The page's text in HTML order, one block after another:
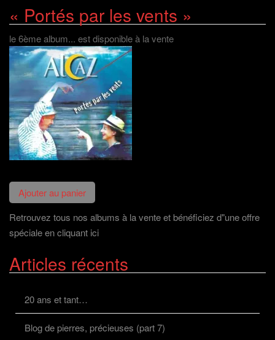
« Portés par les vents »
le 6ème album... est disponible à la vente
Retrouvez tous nos albums à la vente et bénéficiez d"une offre
spéciale en cliquant ici
Articles récents
20 ans et tant…
Blog de pierres, précieuses (part 7)